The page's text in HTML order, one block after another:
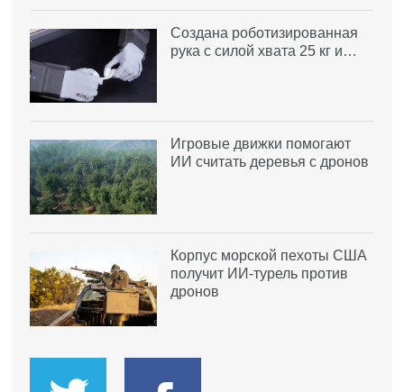
Создана роботизированная
рука с силой хвата 25 кг и…
Игровые движки помогают
ИИ считать деревья с дронов
Корпус морской пехоты США
получит ИИ-турель против
дронов